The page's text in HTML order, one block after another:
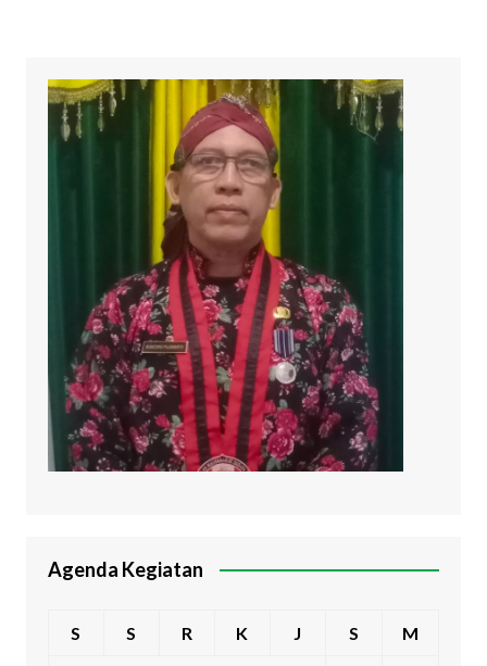
Agenda Kegiatan
S S R K J S M